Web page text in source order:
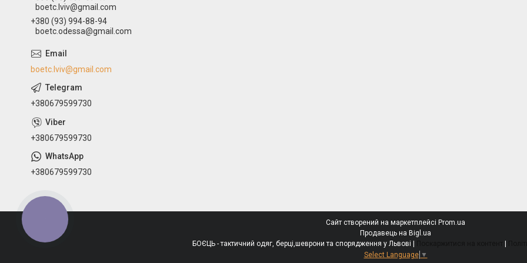
boetc.lviv@gmail.com
+380 (93) 994-88-94
boetc.odessa@gmail.com
boetc.lviv@gmail.com
+380679599730
+380679599730
+380679599730
Сайт створений на маркетплейсі Prom.ua
Продавець на Bigl.ua
Select Language ▼